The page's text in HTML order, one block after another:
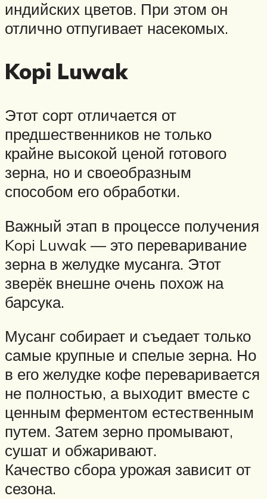
индийских цветов. При этом он
отлично отпугивает насекомых.
Kopi Luwak
Этот сорт отличается от
предшественников не только
крайне высокой ценой готового
зерна, но и своеобразным
способом его обработки.
Важный этап в процессе получения
Kopi Luwak — это переваривание
зерна в желудке мусанга. Этот
зверёк внешне очень похож на
барсука.
Мусанг собирает и съедает только
самые крупные и спелые зерна. Но
в его желудке кофе переваривается
не полностью, а выходит вместе с
ценным ферментом естественным
путем. Затем зерно промывают,
сушат и обжаривают.
Качество сбора урожая зависит от
сезона.